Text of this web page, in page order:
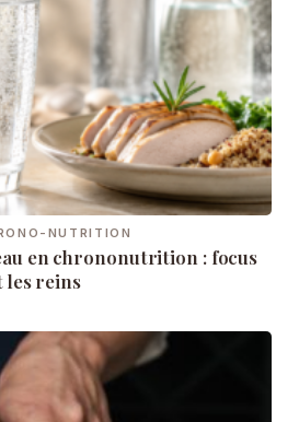
NUTRITION
en chrononutrition : focus
les reins